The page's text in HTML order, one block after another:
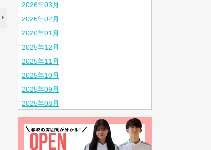
2026年03月
2026年02月
2026年01月
2025年12月
2025年11月
2025年10月
2025年09月
2025年08月
2025年07月
2025年06月
2025年05月